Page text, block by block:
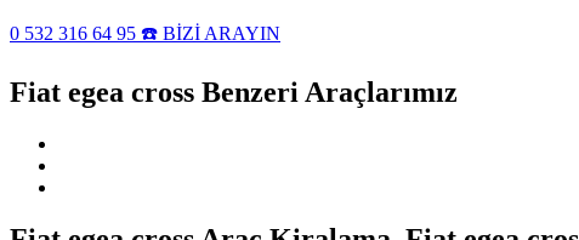
0 532 316 64 95 ☎️ BİZİ ARAYIN
Fiat egea cross Benzeri Araçlarımız